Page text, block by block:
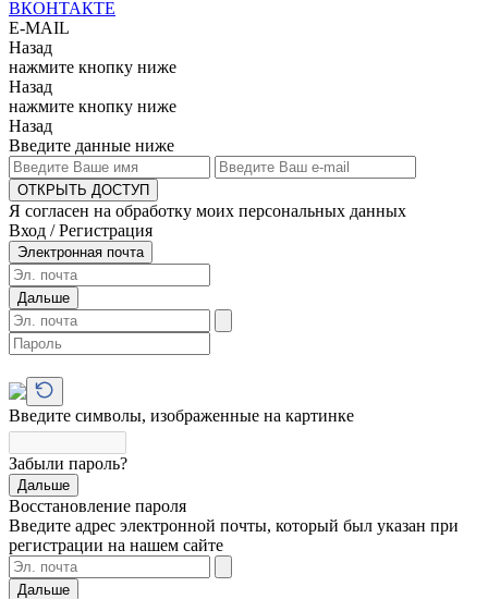
ВКОНТАКТЕ
E-MAIL
Назад
нажмите кнопку ниже
Назад
нажмите кнопку ниже
Назад
Введите данные ниже
ОТКРЫТЬ ДОСТУП
Я согласен на обработку моих персональных данных
Вход / Регистрация
Электронная почта
Дальше
Введите символы, изображенные на картинке
Забыли пароль?
Дальше
Восстановление пароля
Введите адрес электронной почты, который был указан при
регистрации на нашем сайте
Дальше